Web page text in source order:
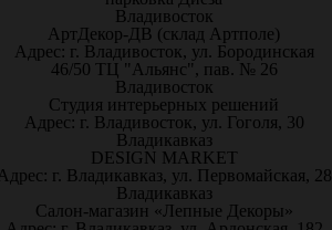
Владивосток
АртДекор-ДВ (склад Артполе)
Адрес: г. Владивосток, ул. Бородинская
46/50 ТЦ "Альянс", пав. № 26
Владивосток
Студия интерьерных решений
Адрес: г. Владивосток, ул. Гоголя, 30
Владикавказ
DESIGN MARKET
г. Владикавказ, ул. Первомайская, 28
Владикавказ
Салон-магазин «Лепные Декоры»